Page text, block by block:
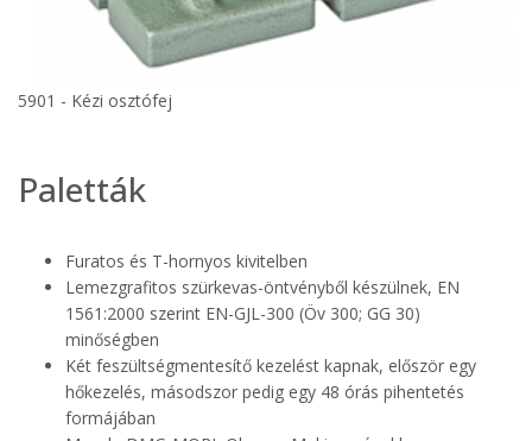
5901 - Kézi osztófej
Paletták
Furatos és T-hornyos kivitelben
Lemezgrafitos szürkevas-öntvényből készülnek, EN
1561:2000 szerint EN-GJL-300 (Öv 300; GG 30)
minőségben
Két feszültségmentesítő kezelést kapnak, először egy
hőkezelés, másodszor pedig egy 48 órás pihentetés
formájában